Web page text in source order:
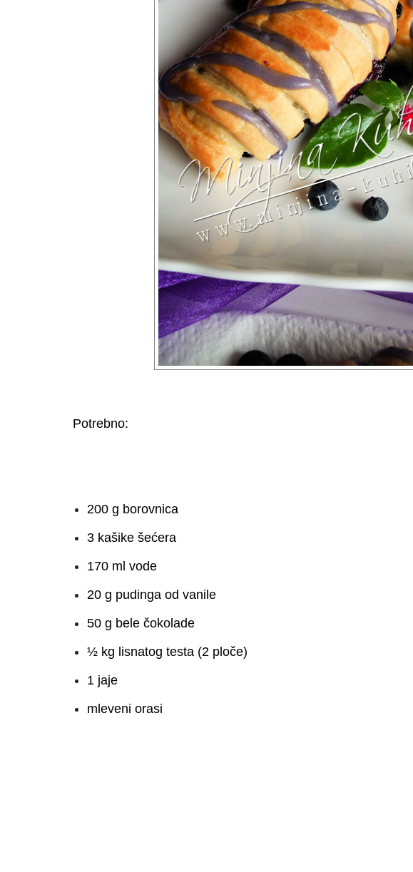
Potrebno:
200 g borovnica
3 kašike šećera
170 ml vode
20 g pudinga od vanile
50 g bele čokolade
½ kg lisnatog testa (2 ploče)
1 jaje
mleveni orasi